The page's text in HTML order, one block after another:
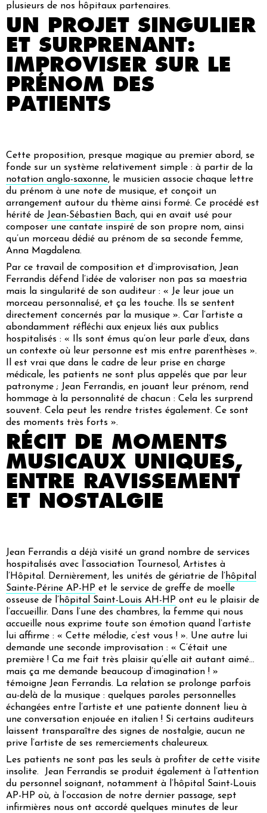
plusieurs de nos hôpitaux partenaires.
UN PROJET SINGULIER
ET SURPRENANT:
IMPROVISER SUR LE
PRÉNOM DES
PATIENTS
Cette proposition, presque magique au premier abord, se
fonde sur un système relativement simple : à partir de la
notation anglo-saxonne, le musicien associe chaque lettre
du prénom à une note de musique, et conçoit un
arrangement autour du thème ainsi formé. Ce procédé est
hérité de Jean-Sébastien Bach, qui en avait usé pour
composer une cantate inspiré de son propre nom, ainsi
qu’un morceau dédié au prénom de sa seconde femme,
Anna Magdalena.
Par ce travail de composition et d’improvisation, Jean
Ferrandis défend l’idée de valoriser non pas sa maestria
mais la singularité de son auditeur : « Je leur joue un
morceau personnalisé, et ça les touche. Ils se sentent
directement concernés par la musique ». Car l’artiste a
abondamment réfléchi aux enjeux liés aux publics
hospitalisés : « Ils sont émus qu’on leur parle d’eux, dans
un contexte où leur personne est mis entre parenthèses ».
Il est vrai que dans le cadre de leur prise en charge
médicale, les patients ne sont plus appelés que par leur
patronyme ; Jean Ferrandis, en jouant leur prénom, rend
hommage à la personnalité de chacun : Cela les surprend
souvent. Cela peut les rendre tristes également. Ce sont
des moments très forts ».
RÉCIT DE MOMENTS
MUSICAUX UNIQUES,
ENTRE RAVISSEMENT
ET NOSTALGIE
Jean Ferrandis a déjà visité un grand nombre de services
hospitalisés avec l’association Tournesol, Artistes à
l’Hôpital. Dernièrement, les unités de gériatrie de l’hôpital
Sainte-Périne AP-HP et le service de greffe de moelle
osseuse de l’hôpital Saint-Louis AH-HP ont eu le plaisir de
l’accueillir. Dans l’une des chambres, la femme qui nous
accueille nous exprime toute son émotion quand l’artiste
lui affirme : « Cette mélodie, c’est vous ! ». Une autre lui
demande une seconde improvisation : « C’était une
première ! Ca me fait très plaisir qu’elle ait autant aimé…
mais ça me demande beaucoup d’imagination ! »
témoigne Jean Ferrandis. La relation se prolonge parfois
au-delà de la musique : quelques paroles personnelles
échangées entre l’artiste et une patiente donnent lieu à
une conversation enjouée en italien ! Si certains auditeurs
laissent transparaître des signes de nostalgie, aucun ne
prive l’artiste de ses remerciements chaleureux.
Les patients ne sont pas les seuls à profiter de cette visite
insolite. Jean Ferrandis se produit également à l’attention
du personnel soignant, notamment à l’hôpital Saint-Louis
AP-HP où, à l’occasion de notre dernier passage, sept
infirmières nous ont accordé quelques minutes de leur